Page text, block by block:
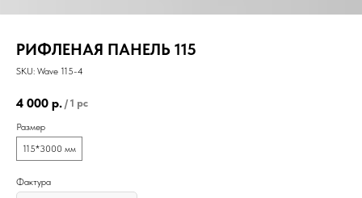
РИФЛЕНАЯ ПАНЕЛЬ 115
SKU: Wave 115-4
4 000 р. / 1 pc
Размер
115*3000 мм
Фактура